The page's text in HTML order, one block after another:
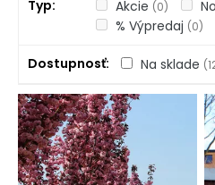
Typ Akcie (0)
% Výpredaj (0)
Dostupnosť Na sklade